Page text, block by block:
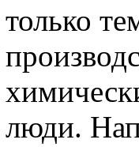
только
люди.